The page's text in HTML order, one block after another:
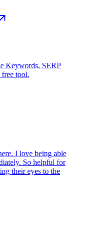
Keywords, SERP
tool.
I love being able
So helpful for
their eyes to the